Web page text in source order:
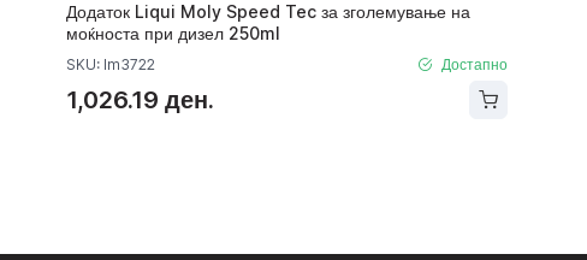
Додаток Liqui Moly Speed Tec за зголемување на
моќноста при дизел 250ml
SKU: lm3722 Достапно
1,026.19 ден.